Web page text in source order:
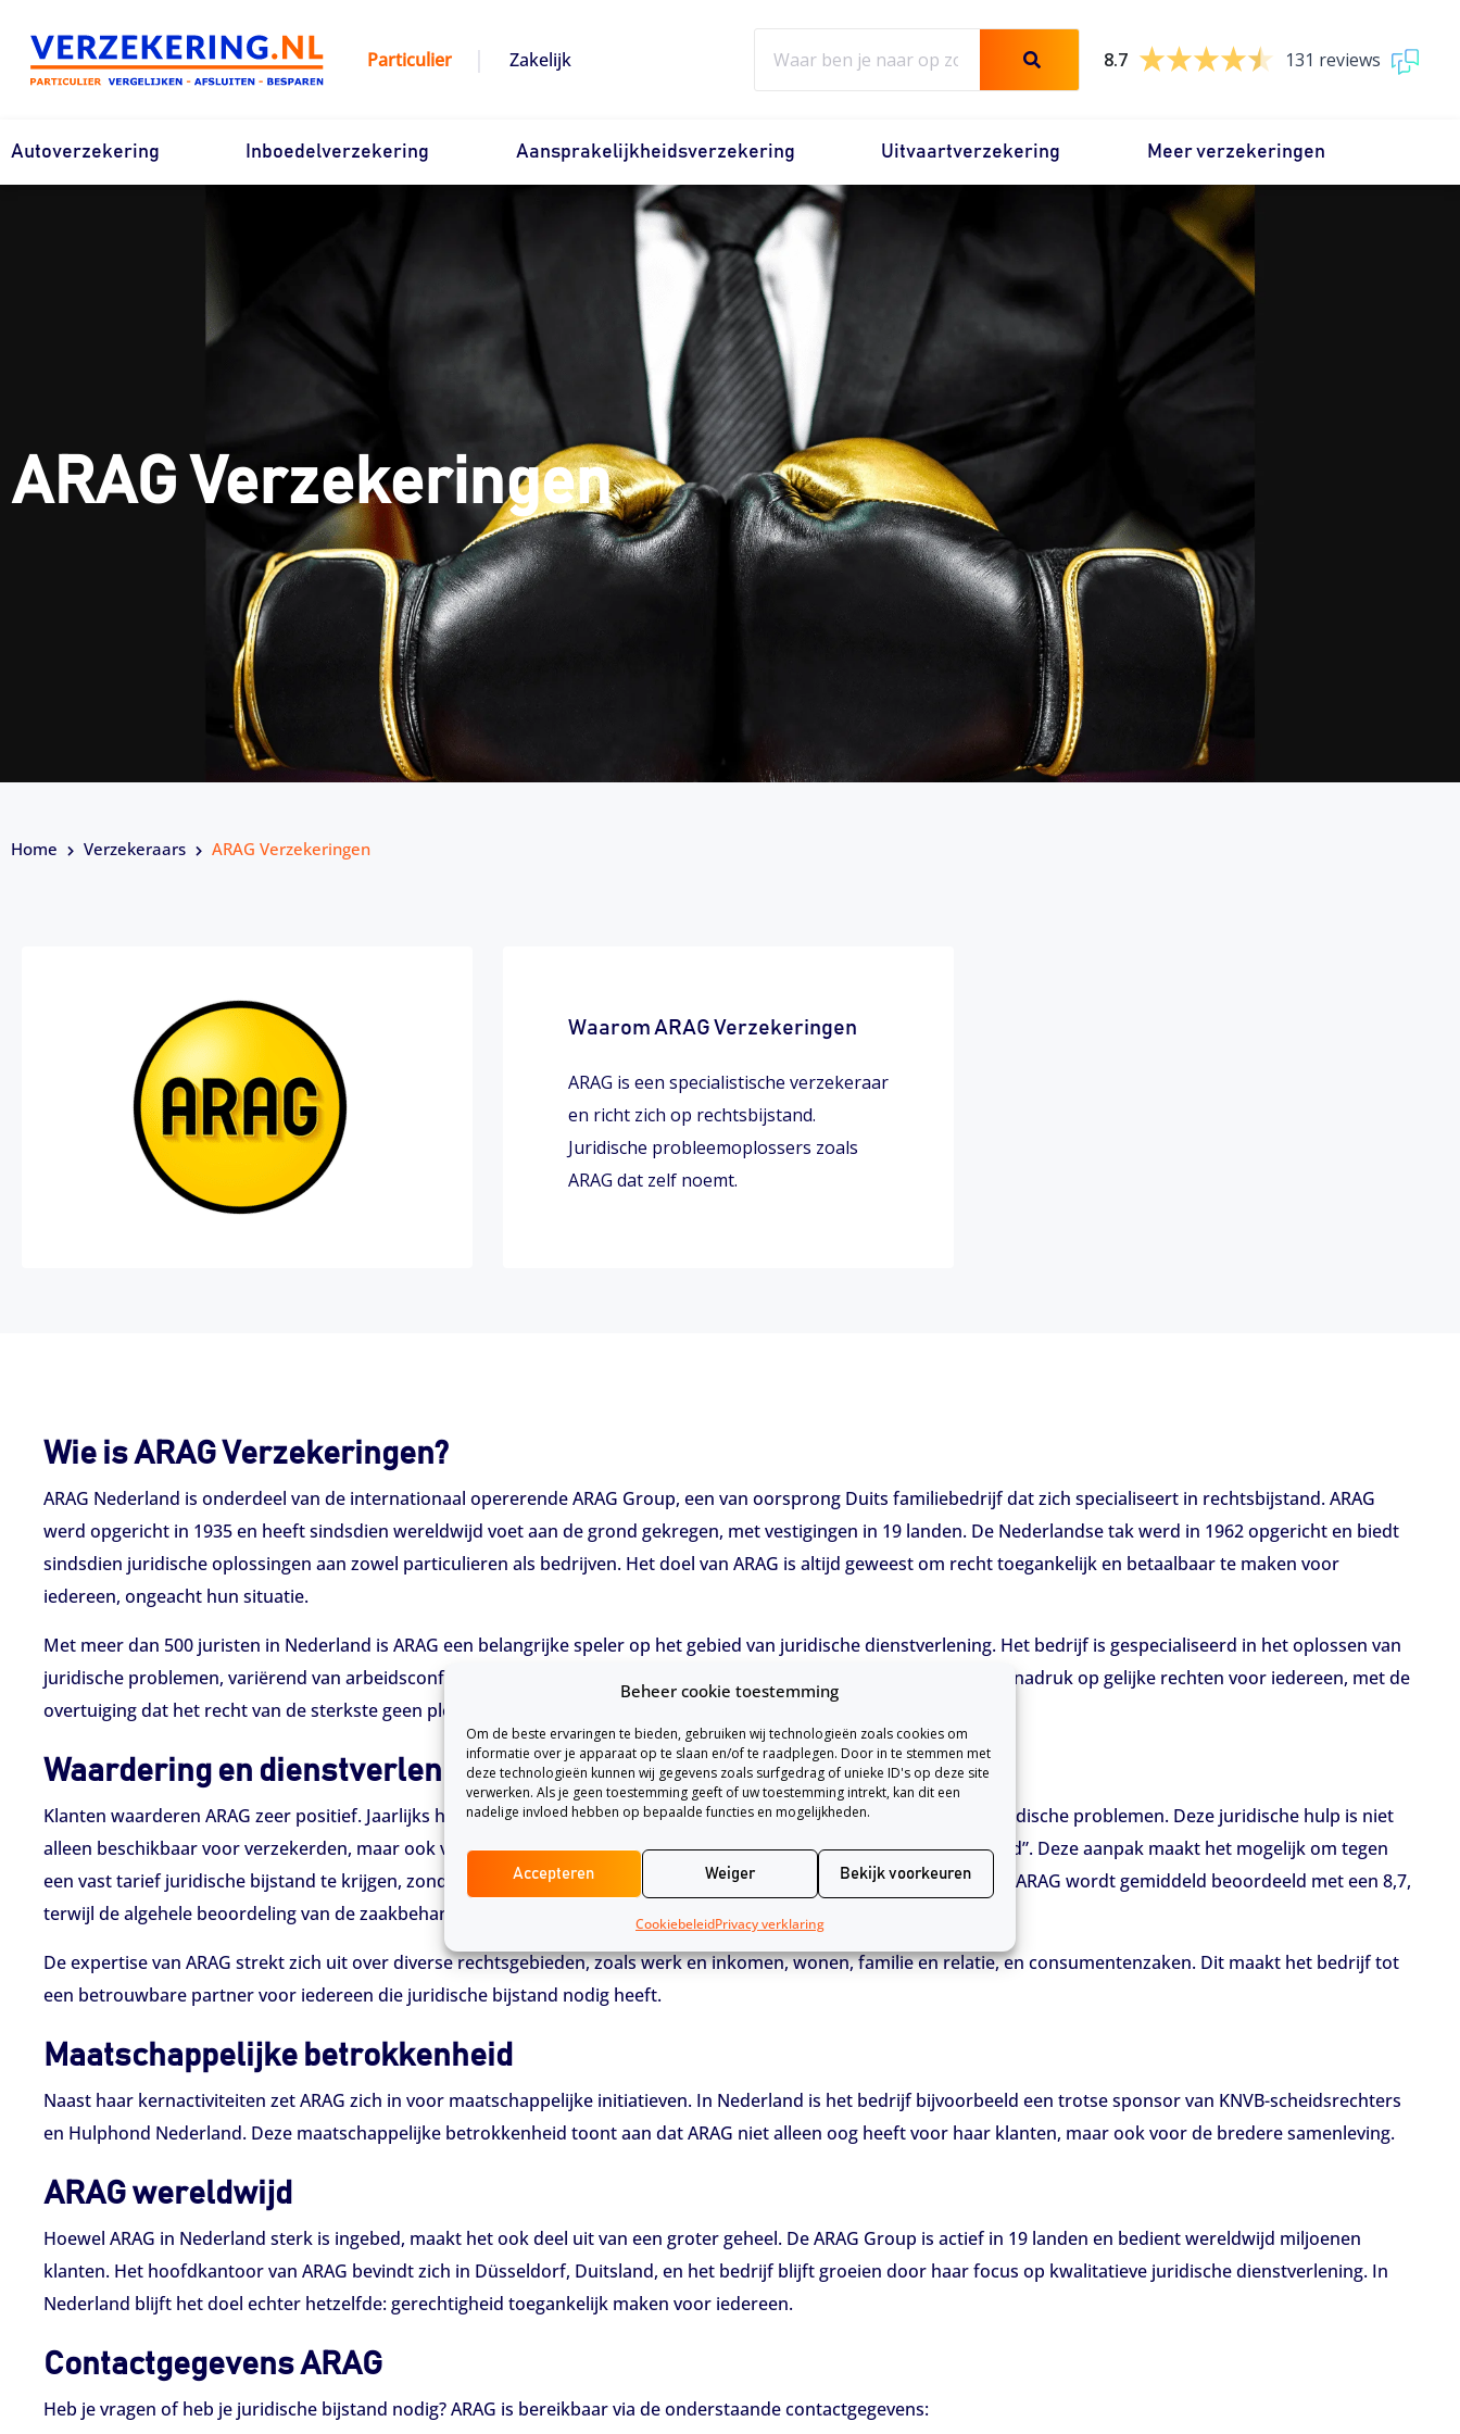
Beheer cookie toestemming
Om de beste ervaringen te bieden, gebruiken wij technologieën zoals cookies om
informatie over je apparaat op te slaan en/of te raadplegen. Door in te stemmen met
deze technologieën kunnen wij gegevens zoals surfgedrag of unieke ID's op deze site
verwerken. Als je geen toestemming geeft of uw toestemming intrekt, kan dit een
nadelige invloed hebben op bepaalde functies en mogelijkheden.
Accepteren Weiger Bekijk voorkeuren
CookiebeleidPrivacy verklaring
naar
inhoud
Particulier | Zakelijk
8.7
131 reviews
Autoverzekering Inboedelverzekering Aansprakelijkheidsverzekering Uitvaartverzekering Meer verzekeringen
ARAG Verzekeringen
Home Verzekeraars ARAG Verzekeringen
Waarom ARAG Verzekeringen
ARAG is een specialistische verzekeraar
en richt zich op rechtsbijstand.
Juridische probleemoplossers zoals
ARAG dat zelf noemt.
Wie is ARAG Verzekeringen?
ARAG Nederland is onderdeel van de internationaal opererende ARAG Group, een van oorsprong Duits familiebedrijf dat zich specialiseert in rechtsbijstand. ARAG
werd opgericht in 1935 en heeft sindsdien wereldwijd voet aan de grond gekregen, met vestigingen in 19 landen. De Nederlandse tak werd in 1962 opgericht en biedt
sindsdien juridische oplossingen aan zowel particulieren als bedrijven. Het doel van ARAG is altijd geweest om recht toegankelijk en betaalbaar te maken voor
iedereen, ongeacht hun situatie.
Met meer dan 500 juristen in Nederland is ARAG een belangrijke speler op het gebied van juridische dienstverlening. Het bedrijf is gespecialiseerd in het oplossen van
juridische problemen, variërend van arbeidsconflicten tot consumentengeschillen. ARAG onderscheidt zich door haar nadruk op gelijke rechten voor iedereen, met de
overtuiging dat het recht van de sterkste geen plek heeft in de maatschappij.
Waardering en dienstverlening
Klanten waarderen ARAG zeer positief. Jaarlijks helpt het bedrijf meer dan 60.000 mensen bij het oplossen van hun juridische problemen. Deze juridische hulp is niet
alleen beschikbaar voor verzekerden, maar ook voor mensen zonder verzekering via de dienst “Rechtshulp on demand”. Deze aanpak maakt het mogelijk om tegen
een vast tarief juridische bijstand te krijgen, zonder dat een verzekering vereist is. De telefonische dienstverlening van ARAG wordt gemiddeld beoordeeld met een 8,7,
terwijl de algehele beoordeling van de zaakbehandeling een 8,3 is.
De expertise van ARAG strekt zich uit over diverse rechtsgebieden, zoals werk en inkomen, wonen, familie en relatie, en consumentenzaken. Dit maakt het bedrijf tot
een betrouwbare partner voor iedereen die juridische bijstand nodig heeft.
Maatschappelijke betrokkenheid
Naast haar kernactiviteiten zet ARAG zich in voor maatschappelijke initiatieven. In Nederland is het bedrijf bijvoorbeeld een trotse sponsor van KNVB-scheidsrechters
en Hulphond Nederland. Deze maatschappelijke betrokkenheid toont aan dat ARAG niet alleen oog heeft voor haar klanten, maar ook voor de bredere samenleving.
ARAG wereldwijd
Hoewel ARAG in Nederland sterk is ingebed, maakt het ook deel uit van een groter geheel. De ARAG Group is actief in 19 landen en bedient wereldwijd miljoenen
klanten. Het hoofdkantoor van ARAG bevindt zich in Düsseldorf, Duitsland, en het bedrijf blijft groeien door haar focus op kwalitatieve juridische dienstverlening. In
Nederland blijft het doel echter hetzelfde: gerechtigheid toegankelijk maken voor iedereen.
Contactgegevens ARAG
Heb je vragen of heb je juridische bijstand nodig? ARAG is bereikbaar via de onderstaande contactgegevens: